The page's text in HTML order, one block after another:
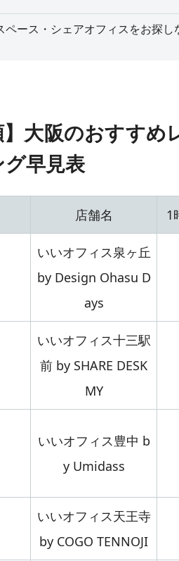
ペース・シェアオフィスをお探し
】大阪のおすす
早見表
店舗名 1
いいオフィス泉ヶ丘
by Design Ohasu D
ays
いいオフィス十三駅
前 by SHARE DESK
MY
いいオフィス豊中 b
y Umidass
いいオフィス天王寺
by COGO TENNOJI